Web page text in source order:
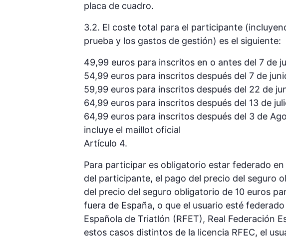
placa de cuadro.
3.2. El coste total para el participante
prueba y los gastos de gestión) es el siguiente:
49,99 euros para inscritos en o antes del 7 de
54,99 euros para inscritos después del 7 de
59,99 euros para inscritos después del 22 de
64,99 euros para inscritos después del 13 de
64,99 euros para inscritos después del 3 de
incluye el maillot oficial
Artículo 4.
Para participar es obligatorio estar federado
del participante, el pago del precio del seguro
del precio del seguro obligatorio de 10 euros
fuera de España, o que el usuario esté
Española de Triatlón (RFET), Real Federación
estos casos distintos de la licencia RFEC, el